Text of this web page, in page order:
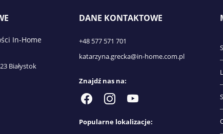
In-Home
Białystok
DANE KONTAKTOWE
+48 577 571 701
katarzyna.grecka@in-home.com.pl
Znajdź nas na:
Popularne lokalizacje: